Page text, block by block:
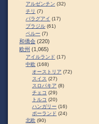
アルゼンチン (32)
チリ (7)
パラグアイ (17)
ブラジル (61)
ペルー (7)
和僑会 (220)
欧州 (1,065)
アイルランド (17)
中欧 (168)
オーストリア (72)
スイス (27)
スロパキア (8)
チェコ (29)
トルコ (20)
ハンガリー (16)
ポーランド (24)
北欧 (90)